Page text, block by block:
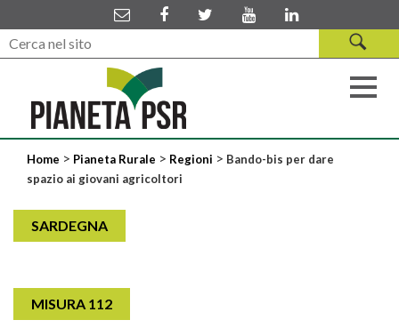
Home > Pianeta Rurale > Regioni > Bando-bis per dare
spazio ai giovani agricoltori
SARDEGNA
MISURA 112